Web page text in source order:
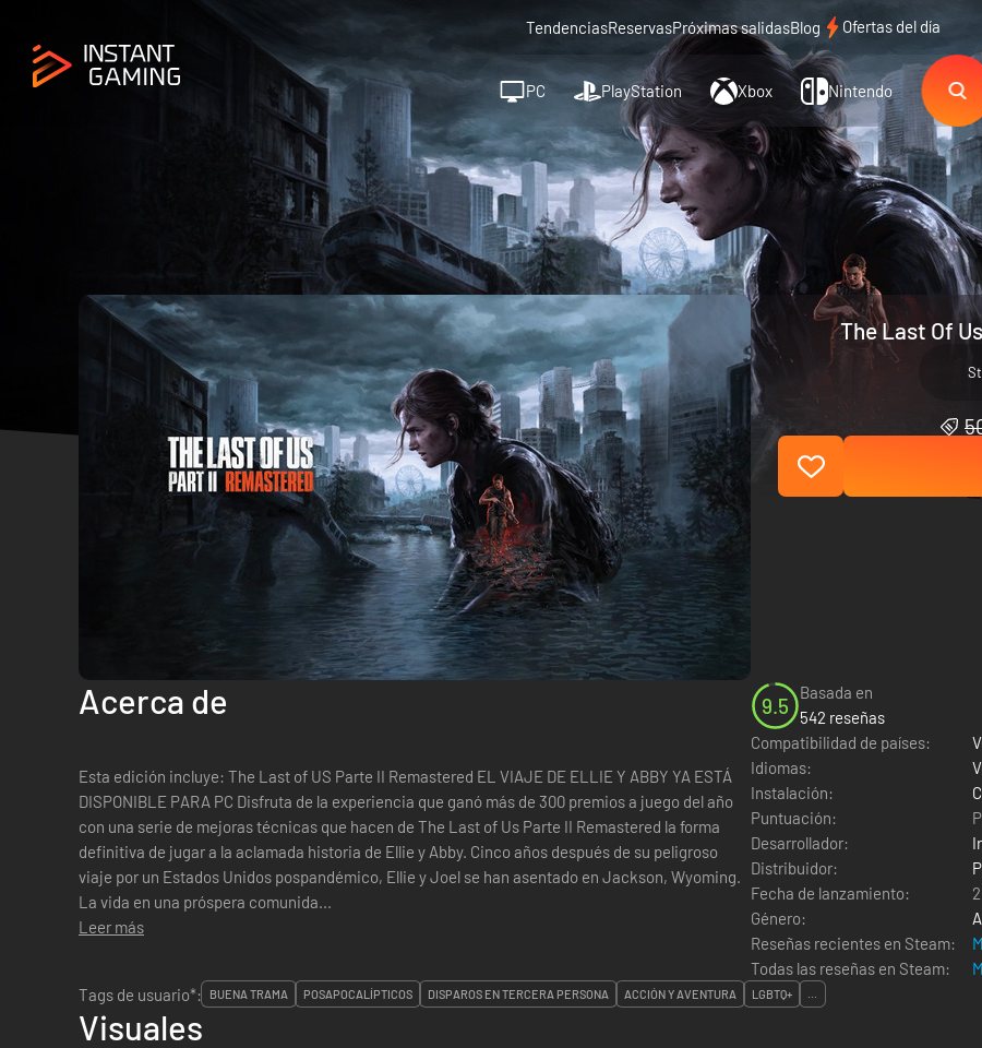
TendenciasReservasPróximas salidasBlog Ofertas del día
PC PlayStation Xbox Nintendo
The Last Of
Acerca de
Esta edición incluye: The Last of US Parte II Remastered EL VIAJE DE ELLIE Y ABBY YA ESTÁ
DISPONIBLE PARA PC Disfruta de la experiencia que ganó más de 300 premios a juego del año
con una serie de mejoras técnicas que hacen de The Last of Us Parte II Remastered la forma
definitiva de jugar a la aclamada historia de Ellie y Abby. Cinco años después de su peligroso
viaje por un Estados Unidos pospandémico, Ellie y Joel se han asentado en Jackson, Wyoming.
La vida en una próspera comunida...
Leer más
9.5
Basada en
542 reseñas
Compatibilidad de países:
Idiomas:
Instalación:
Puntuación:
Desarrollador:
Distribuidor:
Fecha de lanzamiento:
Género:
Reseñas recientes en Steam:
Todas las reseñas en Steam:
Tags de usuario*:
BUENA TRAMA POSAPOCALÍPTICOS DISPAROS EN TERCERA PERSONA ACCIÓN Y AVENTURA LGBTQ+ ...
Visuales